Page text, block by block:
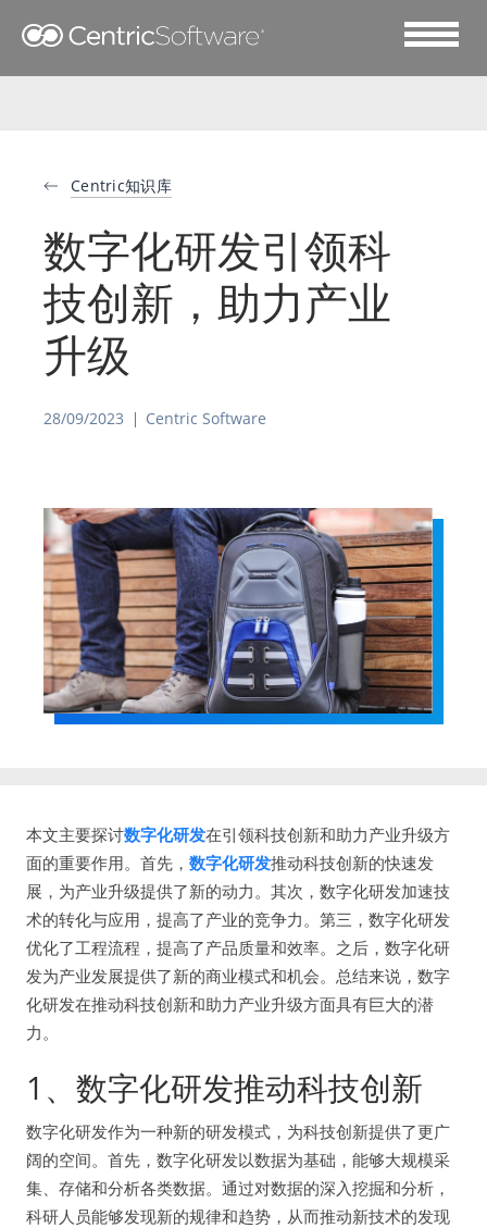
Centric知识库
数字化研发引领科
技创新，助力产业
升级
28/09/2023 Centric Software
本文主要探讨数字化研发在引领科技创新和助力产业升级方
面的重要作用。首先， 数字化研发推动科技创新的快速发
展，为产业升级提供了新的动力。其次，数字化研发加速技
术的转化与应用，提高了产业的竞争力。第三，数字化研发
优化了工程流程，提高了产品质量和效率。之后，数字化研
发为产业发展提供了新的商业模式和机会。总结来说，数字
化研发在推动科技创新和助力产业升级方面具有巨大的潜
力。
1、数字化研发推动科技创新
数字化研发作为一种新的研发模式，为科技创新提供了更广
阔的空间。首先，数字化研发以数据为基础，能够大规模采
集、存储和分析各类数据。通过对数据的深入挖掘和分析，
科研人员能够发现新的规律和趋势，从而推动新技术的发现